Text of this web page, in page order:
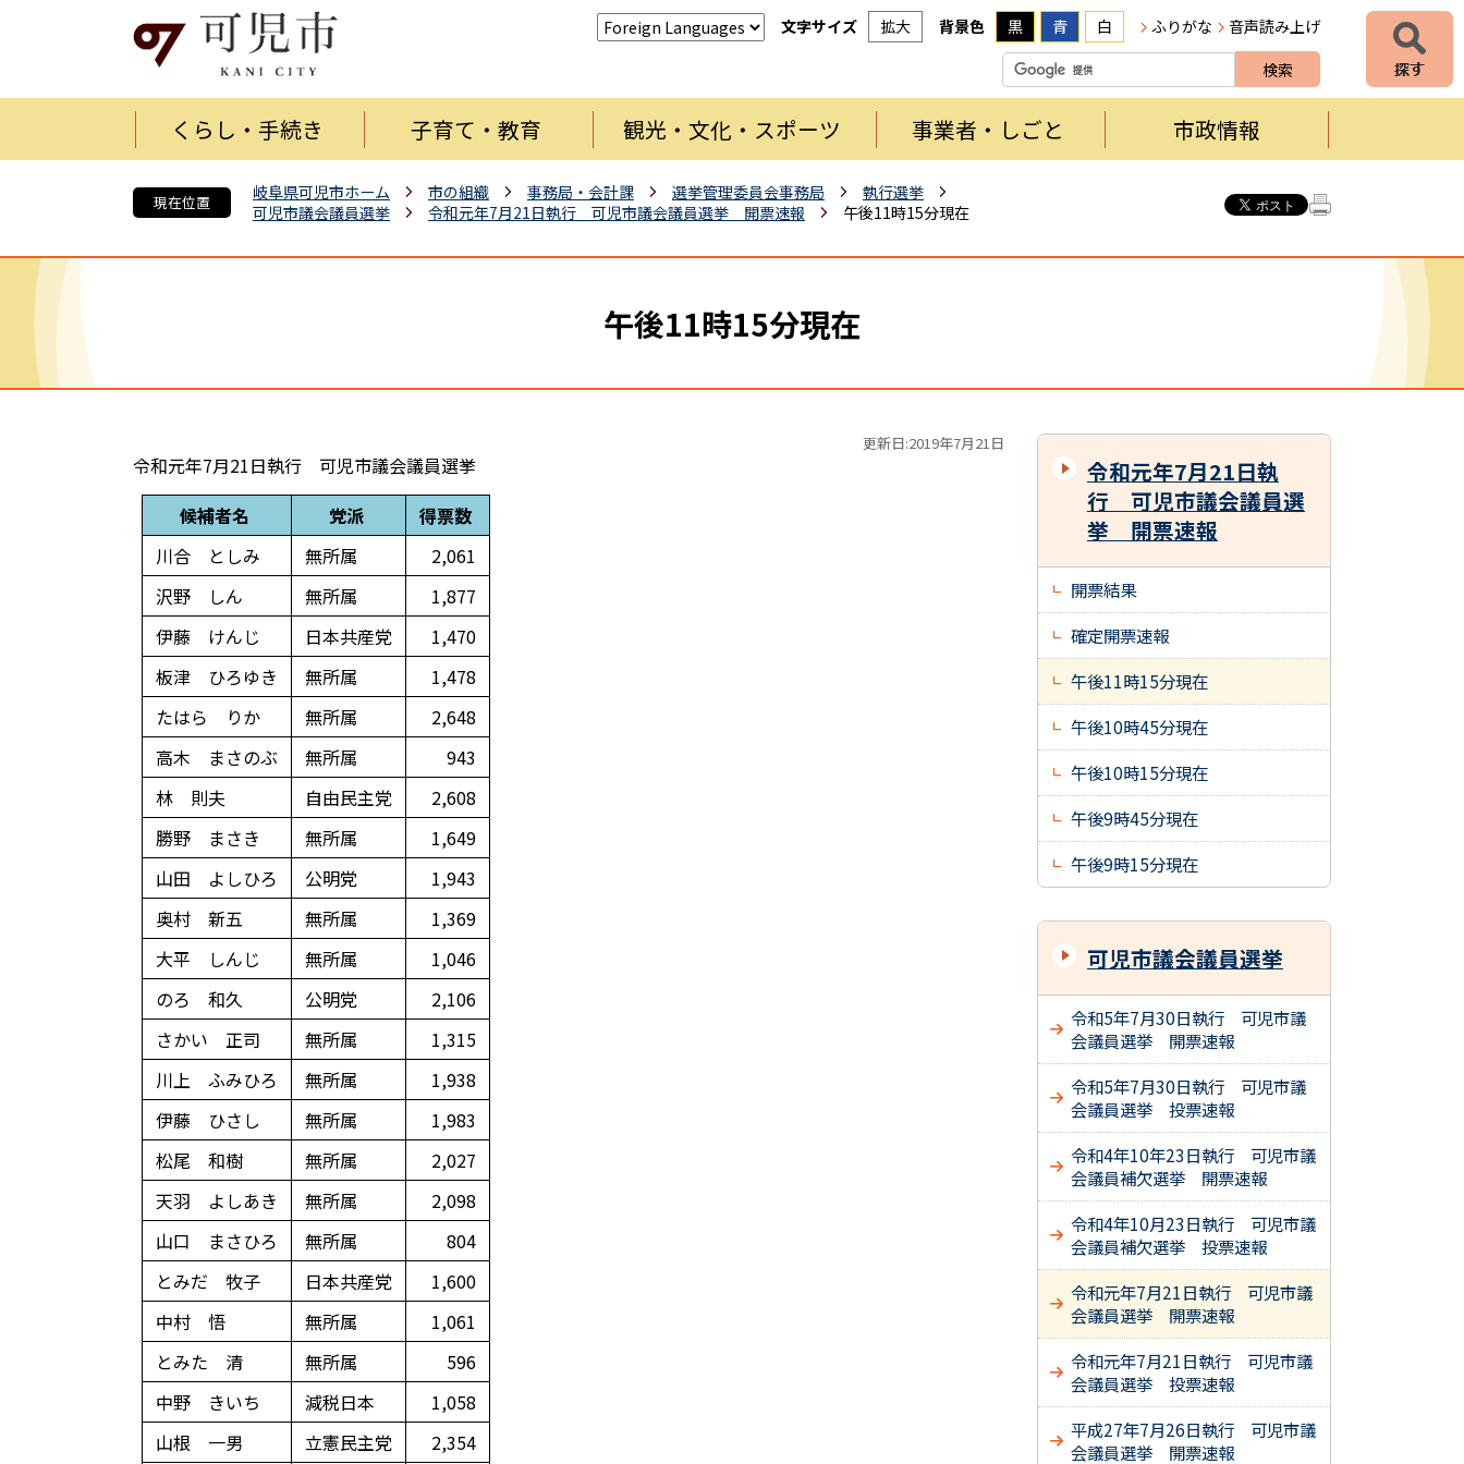
文字サイズ 拡大 背景色 黒 青 白 ふりがな 音声読み上げ
くらし・手続き 子育て・教育 観光・文化・スポーツ 事業者・しごと 市政情報
現在位置 岐阜県可児市ホーム 市の組織 事務局・会計課 選挙管理委員会事務局
執行選挙
可児市議会議員選挙
令和元年7月21日執行 可児市議会議員選挙 開票速報 午後11時15分現在
午後11時15分現在
更新日:2019年7月21日
令和元年7月21日執行 可児市議会議員選挙
候補者名
党派
得票数
川合 としみ
無所属
2,061
沢野 しん
無所属
1,877
伊藤 けんじ
日本共産党
1,470
板津 ひろゆき
無所属
1,478
たはら りか
無所属
2,648
高木 まさのぶ
無所属
943
林 則夫
自由民主党
2,608
勝野 まさき
無所属
1,649
山田 よしひろ
公明党
1,943
奥村 新五
無所属
1,369
大平 しんじ
無所属
1,046
のろ 和久
公明党
2,106
さかい 正司
無所属
1,315
川上 ふみひろ
無所属
1,938
伊藤 ひさし
無所属
1,983
松尾 和樹
無所属
2,027
天羽 よしあき
無所属
2,098
山口 まさひろ
無所属
804
とみだ 牧子
日本共産党
1,600
中村 悟
無所属
1,061
とみた 清
無所属
596
中野 きいち
減税日本
1,058
山根 一男
立憲民主党
2,354
令和元年7月21日執
行 可児市議会議員選
挙 開票速報
開票結果
確定開票速報
午後11時15分現在
午後10時45分現在
午後10時15分現在
午後9時45分現在
午後9時15分現在
可児市議会議員選挙
令和5年7月30日執行 可児市議
会議員選挙 開票速報
令和5年7月30日執行 可児市議
会議員選挙 投票速報
令和4年10年23日執行 可児市議
会議員補欠選挙 開票速報
令和4年10月23日執行 可児市議
会議員補欠選挙 投票速報
令和元年7月21日執行 可児市議
会議員選挙 開票速報
令和元年7月21日執行 可児市議
会議員選挙 投票速報
平成27年7月26日執行 可児市議
会議員選挙 開票速報